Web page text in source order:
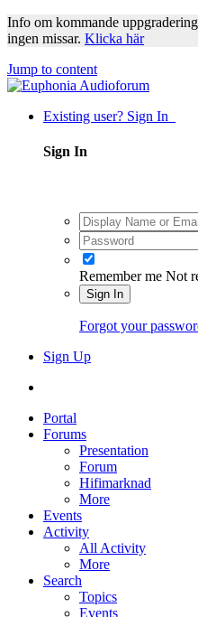
Info om kommande
ingen missar. Klicka här
Jump to content
Existing user? Sign In
Sign In
Remember me Not
Sign In
Forgot your
Sign Up
Portal
Forums
Presentation
Forum
Hifimarknad
More
Events
Activity
All Activity
More
Search
Topics
Events